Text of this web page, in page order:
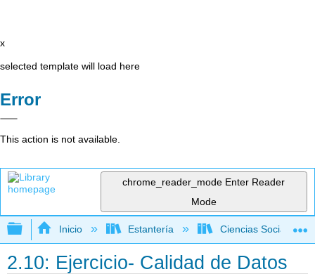
x
selected template will load here
Error
This action is not available.
chrome_reader_mode Enter Reader
Mode
Expandir/contraer jerarquía global
Inicio Estantería Ciencias Sociales
2.10: Ejercicio- Calidad de Datos